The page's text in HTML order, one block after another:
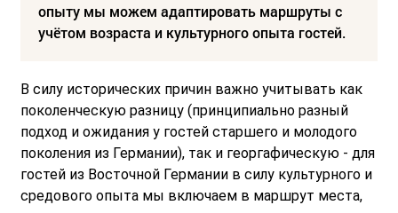
опыту мы можем адаптировать маршруты с
учётом возраста и культурного опыта гостей.
В силу исторических причин важно учитывать как
поколенческую разницу (принципиально разный
подход и ожидания у гостей старшего и молодого
поколения из Германии), так и георгафическую - для
гостей из Восточной Германии в силу культурного и
средового опыта мы включаем в маршрут места,